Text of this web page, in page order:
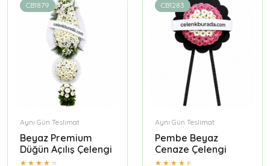
CB1879
Aynı Gün Teslimat
Beyaz Premium
Düğün Açılış Çelengi
CB1283
Aynı Gün Teslimat
Pembe Beyaz
Cenaze Çelengi